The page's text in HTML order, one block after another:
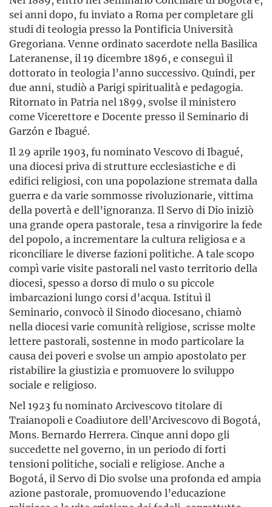
sei anni dopo, fu inviato a Roma per completare gli
studi di teologia presso la Pontificia Università
Gregoriana. Venne ordinato sacerdote nella Basilica
Lateranense, il 19 dicembre 1896, e conseguì il
dottorato in teologia l’anno successivo. Quindi, per
due anni, studiò a Parigi spiritualità e pedagogia.
Ritornato in Patria nel 1899, svolse il ministero
come Vicerettore e Docente presso il Seminario di
Garzón e Ibagué.
Il 29 aprile 1903, fu nominato Vescovo di Ibagué,
una diocesi priva di strutture ecclesiastiche e di
edifici religiosi, con una popolazione stremata dalla
guerra e da varie sommosse rivoluzionarie, vittima
della povertà e dell’ignoranza. Il Servo di Dio iniziò
una grande opera pastorale, tesa a rinvigorire la fede
del popolo, a incrementare la cultura religiosa e a
riconciliare le diverse fazioni politiche. A tale scopo
compì varie visite pastorali nel vasto territorio della
diocesi, spesso a dorso di mulo o su piccole
imbarcazioni lungo corsi d’acqua. Istituì il
Seminario, convocò il Sinodo diocesano, chiamò
nella diocesi varie comunità religiose, scrisse molte
lettere pastorali, sostenne in modo particolare la
causa dei poveri e svolse un ampio apostolato per
ristabilire la giustizia e promuovere lo sviluppo
sociale e religioso.
Nel 1923 fu nominato Arcivescovo titolare di
Traianopoli e Coadiutore dell’Arcivescovo di Bogotá,
Mons. Bernardo Herrera. Cinque anni dopo gli
succedette nel governo, in un periodo di forti
tensioni politiche, sociali e religiose. Anche a
Bogotá, il Servo di Dio svolse una profonda ed ampia
azione pastorale, promuovendo l’educazione